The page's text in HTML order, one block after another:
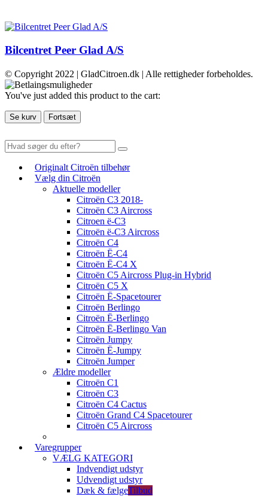
Bilcentret Peer Glad A/S
© Copyright 2022 | GladCitroen.dk | Alle rettigheder forbeholdes.
You've just added this product to the cart:
Se kurv Fortsæt
Originalt Citroën tilbehør
Vælg din Citroën
Aktuelle modeller
Citroën C3 2018-
Citroën C3 Aircross
Citroen ë-C3
Citroën ë-C3 Aircross
Citroën C4
Citroën Ë-C4
Citroën Ë-C4 X
Citroën C5 Aircross Plug-in Hybrid
Citroën C5 X
Citroën Ë-Spacetourer
Citroën Berlingo
Citroën Ë-Berlingo
Citroën Ë-Berlingo Van
Citroën Jumpy
Citroën Ë-Jumpy
Citroën Jumper
Ældre modeller
Citroën C1
Citroën C3
Citroën C4 Cactus
Citroën Grand C4 Spacetourer
Citroën C5 Aircross
Varegrupper
VÆLG KATEGORI
Indvendigt udstyr
Udvendigt udstyr
Dæk & fælgeTilbud